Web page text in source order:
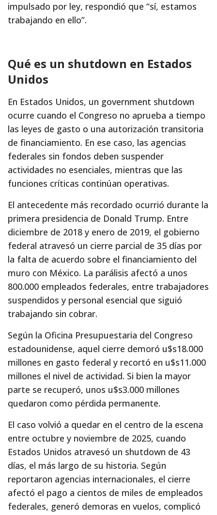
impulsado por ley, respondió que “sí, estamos
trabajando en ello”.
Qué es un shutdown en Estados
Unidos
En Estados Unidos, un government shutdown
ocurre cuando el Congreso no aprueba a tiempo
las leyes de gasto o una autorización transitoria
de financiamiento. En ese caso, las agencias
federales sin fondos deben suspender
actividades no esenciales, mientras que las
funciones críticas continúan operativas.
El antecedente más recordado ocurrió durante la
primera presidencia de Donald Trump. Entre
diciembre de 2018 y enero de 2019, el gobierno
federal atravesó un cierre parcial de 35 días por
la falta de acuerdo sobre el financiamiento del
muro con México. La parálisis afectó a unos
800.000 empleados federales, entre trabajadores
suspendidos y personal esencial que siguió
trabajando sin cobrar.
Según la Oficina Presupuestaria del Congreso
estadounidense, aquel cierre demoró u$s18.000
millones en gasto federal y recortó en u$s11.000
millones el nivel de actividad. Si bien la mayor
parte se recuperó, unos u$s3.000 millones
quedaron como pérdida permanente.
El caso volvió a quedar en el centro de la escena
entre octubre y noviembre de 2025, cuando
Estados Unidos atravesó un shutdown de 43
días, el más largo de su historia. Según
reportaron agencias internacionales, el cierre
afectó el pago a cientos de miles de empleados
federales, generó demoras en vuelos, complicó